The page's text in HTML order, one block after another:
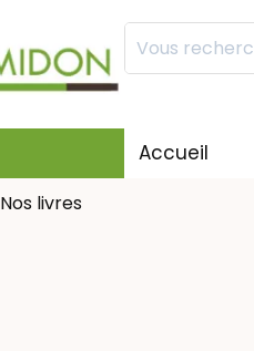
Mots
Accueil
Nos livres